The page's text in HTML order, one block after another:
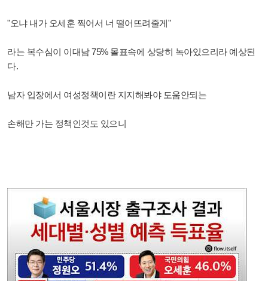
"오냐 내가 오세훈 찍어서 너 떨어뜨려줄게"
라는 복수심이 이대남 75% 몰표속에 상당히 녹아있으리라 예상된
다.
남자 입장에서 여성정책이란 지지해봐야 도움안되는
손해만 가는 정책인것도 있으니